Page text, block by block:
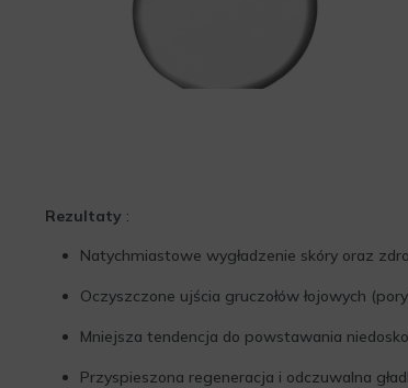
Rezultaty :
Natychmiastowe wygładzenie skóry oraz
Oczyszczone ujścia gruczołów łojowych
Mniejsza tendencja do powstawania
Przyspieszona regeneracja i odczuwalna